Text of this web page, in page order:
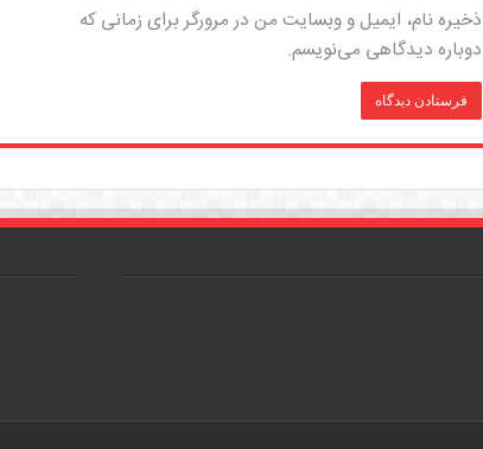
ذخیره نام، ایمیل و وبسایت من در مرورگر برای زمانی که
دوباره دیدگاهی می‌نویسم.